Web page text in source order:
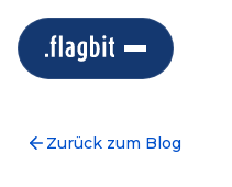
Zurück zum Blog